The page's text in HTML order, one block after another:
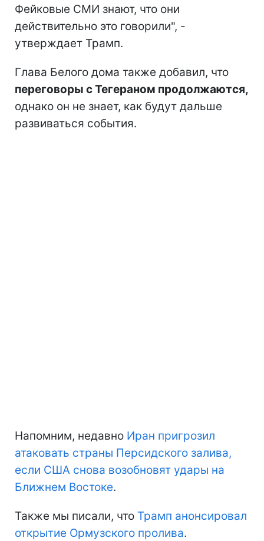
Фейковые СМИ знают, что они
действительно это говорили", -
утверждает Трамп.
Глава Белого дома также добавил, что
переговоры с Тегераном продолжаются,
однако он не знает, как будут дальше
развиваться события.
Напомним, недавно Иран пригрозил
атаковать страны Персидского залива,
если США снова возобновят удары на
Ближнем Востоке.
Также мы писали, что Трамп анонсировал
открытие Ормузского пролива.